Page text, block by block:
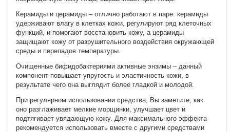
Керамиды и церамиды – отлично работают в паре: керамиды
удерживают влагу в клетках кожи, регулируют ряд клеточных
функций, и помогают восстановить кожу, а церамиды
защищают кожу от разрушительного воздействия окружающей
среды и перепадов температуры.
Очищенные бифидобактериями активные энзимы – данный
компонент повышает упругость и эластичность кожи, в
результате чего она выглядит более гладкой и молодой.
При регулярном использовании средства, Вы заметите, как
оно разглаживает мелкие морщинки, улучшает цвет и
подтягивает увядающую кожу. Для максимального эффекта
рекомендуется использовать вместе с другими средствами